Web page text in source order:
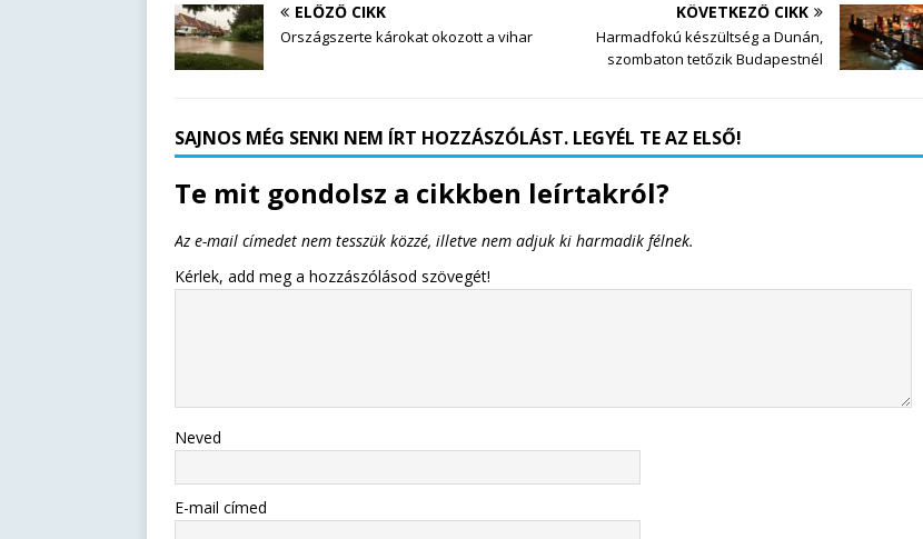
ELŐZŐ CIKK
Országszerte károkat okozott a vihar
KÖVETKEZŐ CIKK
Harmadfokú készültség a Dunán,
szombaton tetőzik Budapestnél
SAJNOS MÉG SENKI NEM ÍRT HOZZÁSZÓLÁST. LEGYÉL TE AZ ELSŐ!
Te mit gondolsz a cikkben leírtakról?
Az e-mail címedet nem tesszük közzé, illetve nem adjuk ki harmadik félnek.
Kérlek, add meg a hozzászólásod szövegét!
Neved
E-mail címed